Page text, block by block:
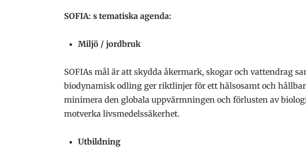
SOFIA: s tematiska agenda:
Miljö / jordbruk
SOFIAs mål är att skydda åkermark, skogar och vattendrag
biodynamisk odling ger riktlinjer för ett hälsosamt och
minimera den globala uppvärmningen och förlusten av
motverka livsmedelssäkerhet.
Utbildning